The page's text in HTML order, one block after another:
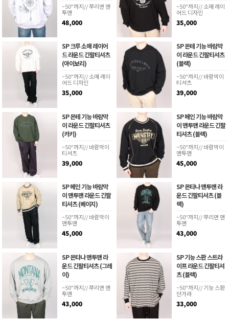
~50"까지// 쭈리면 맨
투맨
48,000
~50"까지// 소매 레이
어드 디자인
35,000
SP 크루 소매 레이어
드 라운드 긴팔티셔츠
(아이보리)
~50"까지// 소매 레이
어드 디자인
35,000
SP 몬테 기능 바람막
이 라운드 긴팔티셔츠
(블랙)
~50"까지// 바람막이
티셔츠
39,000
SP 몬테 기능 바람막
이 라운드 긴팔티셔츠
(카키)
~50"까지// 바람막이
티셔츠
39,000
SP 메인 기능 바람막
이 맨투맨 라운드 긴팔
티셔츠 (블랙)
~50"까지// 바람막이
맨투맨
45,000
SP 메인 기능 바람막
이 맨투맨 라운드 긴팔
티셔츠 (베이지)
~50"까지// 바람막이
맨투맨
45,000
SP 몬타나 맨투맨 라
운드 긴팔티셔츠 (블
랙)
~50"까지// 쭈리면 맨
투맨
43,000
SP 몬타나 맨투맨 라
운드 긴팔티셔츠 (그레
이)
~50"까지// 쭈리면 맨
투맨
43,000
SP 기능 스판 스트라
이프 라운드 긴팔티셔
츠 (블랙)
~50"까지// 기능 스판
단가라
33,000